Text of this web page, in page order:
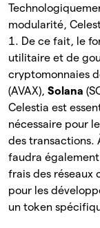
modularité,
1. De ce fait, le
utilitaire et de
cryptomonnaies
(AVAX), Solana
Celestia est
nécessaire pour
des transactions.
faudra
frais des réseaux
pour les
un token